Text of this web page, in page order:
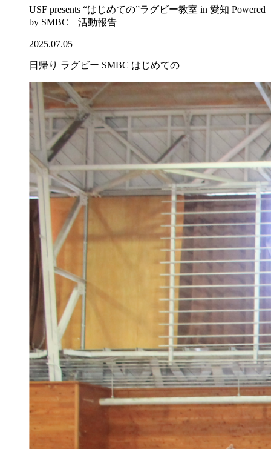
USF presents “はじめての”ラグビー教室 in 愛知 Powered
by SMBC 活動報告
2025.07.05
日帰り ラグビー SMBC はじめての